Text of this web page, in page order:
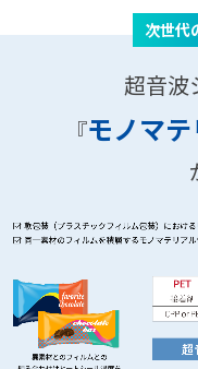
次世代
超音波
『モノマ